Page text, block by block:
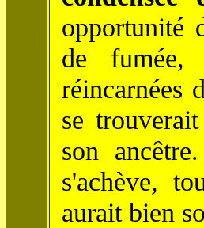
opportunité
de fumée,
réincarnées
se
son
s'achève,
aurait bien